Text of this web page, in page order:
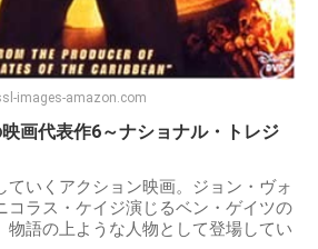
images-amazon.com
画代表作6～ナショナル・トレジ
ていくアクション映画。ジョン・ヴォ
コラス・ケイジ演じるベン・ゲイツの
物語の上ような人物として登場してい